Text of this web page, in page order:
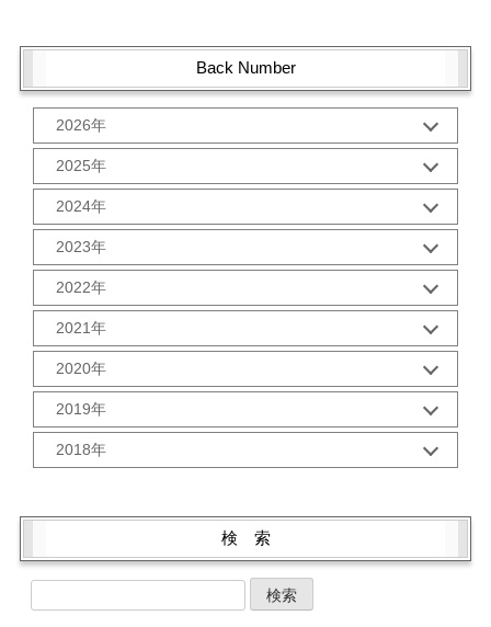
Back Number
2026年
1月 (1)
2025年
10月 (2)
9月 (2)
8月 (2)
7月 (2)
6月 (2)
5月 (3)
4月 (1)
3月 (2)
2月 (2)
1月 (3)
2024年
12月 (1)
11月 (2)
10月 (2)
9月 (2)
8月 (2)
7月 (2)
6月 (2)
5月 (2)
4月 (2)
3月 (1)
2月 (2)
2023年
12月 (2)
11月 (2)
10月 (2)
9月 (2)
8月 (2)
7月 (2)
6月 (2)
5月 (2)
4月 (2)
2022年
12月 (2)
11月 (2)
10月 (3)
9月 (3)
8月 (2)
6月 (2)
5月 (3)
2月 (2)
2021年
12月 (2)
11月 (2)
10月 (2)
9月 (5)
8月 (1)
5月 (2)
3月 (2)
1月 (2)
2020年
12月 (2)
11月 (2)
10月 (2)
9月 (1)
7月 (3)
5月 (2)
4月 (4)
3月 (2)
2019年
12月 (3)
11月 (1)
7月 (1)
6月 (4)
2018年
検 索